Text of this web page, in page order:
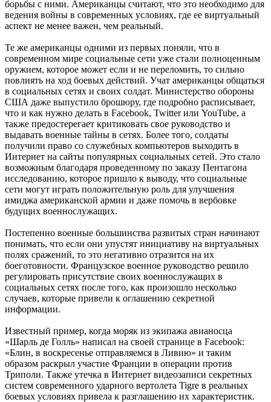
борьбы с ними. Американцы считают, что это необходимо для
ведения войны в современных условиях, где ее виртуальный
аспект не менее важен, чем реальный.
Те же американцы одними из первых поняли, что в
современном мире социальные сети уже стали полноценным
оружием, которое может если и не переломить, то сильно
повлиять на ход боевых действий. Учат американцы общаться
в социальных сетях и своих солдат. Министерство обороны
США даже выпустило брошюру, где подробно расписывает,
что и как нужно делать в Facebook, Twitter или YouTube, а
также предостерегает критиковать свое руководство и
выдавать военные тайны в сетях. Более того, солдаты
получили право со служебных компьютеров выходить в
Интернет на сайты популярных социальных сетей. Это стало
возможным благодаря проведенному по заказу Пентагона
исследованию, которое пришло к выводу, что социальные
сети могут играть положительную роль для улучшения
имиджа американской армии и даже помочь в вербовке
будущих военнослужащих.
Постепенно военные большинства развитых стран начинают
понимать, что если они упустят инициативу на виртуальных
полях сражений, то это негативно отразится на их
боеготовности. Французское военное руководство решило
регулировать присутствие своих военнослужащих в
социальных сетях после того, как произошло несколько
случаев, которые привели к оглашению секретной
информации.
Известный пример, когда моряк из экипажа авианосца
«Шарль де Голль» написал на своей странице в Facebook:
«Блин, в воскресенье отправляемся в Ливию» и таким
образом раскрыл участие Франции в операции против
Триполи. Также утечка в Интернет видеозаписи секретных
систем современного ударного вертолета Tigre в реальных
боевых условиях привела к разглашению их характеристик.